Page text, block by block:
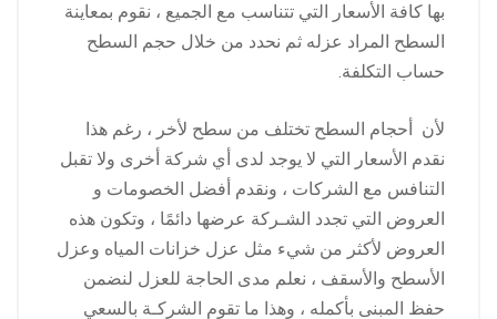
بها كافة الأسعار التي تتناسب مع الجميع ، نقوم بمعاينة
السطح المراد عزله ثم نحدد من خلال حجم السطح
حساب التكلفة.
لأن أحجام السطح تختلف من سطح لأخر ، رغم هذا
نقدم الأسعار التي لا يوجد لدى أي شركة أخرى ولا تقبل
التنافس مع الشركات ، ونقدم أفضل الخصومات و
العروض التي تجدد الشـركة عرضها دائمًا ، وتكون هذه
العروض لأكثر من شيء مثل عزل خزانات المياه وعزل
الأسطح والأسقف ، نعلم مدى الحاجة للعزل لنضمن
حفظ المبنى بأكمله ، وهذا ما تقوم الشركـة بالسعي